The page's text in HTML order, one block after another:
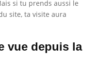
si tu prends aussi le
site, ta visite aura
vue depuis la